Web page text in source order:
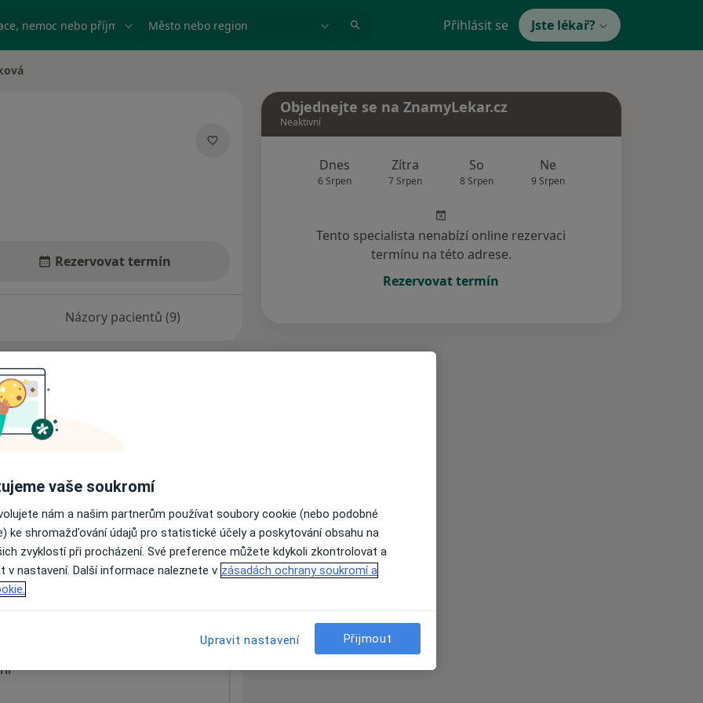
nemoc nebo příjmení Město nebo region Přihlásit se Jste lékař?
Rezervovat termín
Názory pacientů (9)
nejsou k dispozici
informace o svých službách.
Objednejte se na ZnamyLekar.cz
Neaktivní
Dnes
6 Srpen
Zítra
7 Srpen
So
8 Srpen
Ne
9 Srpen
Tento specialista nenabízí online rezervaci
termínu na této adrese.
Rezervovat termín
vaše soukromí
nám a našim partnerům používat soubory cookie (nebo podobné
ke shromažďování údajů pro statistické účely a poskytování obsahu na
zvyklostí při procházení. Své preference můžete kdykoli zkontrolovat a
v nastavení. Další informace naleznete v zásadách ochrany soukromí a
Upravit nastavení Přijmout